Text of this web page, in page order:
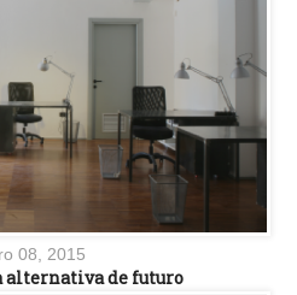
08, 2015
alternativa de futuro